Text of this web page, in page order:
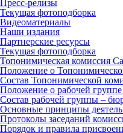
Пресс‑релизы
Текущая фотоподборка
Видеоматериалы
Наши издания
Партнерские ресурсы
Текущая фотоподборка
Топонимическая комиссия
Положение о
Состав Топонимической
Положение о рабочей
Состав рабочей группы –
Основные принципы
Протоколы заседаний
Порядок и правила